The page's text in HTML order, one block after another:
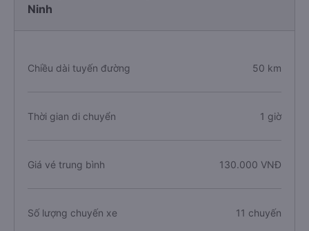
Ninh
Chiều dài tuyến đường 50 km
Thời gian di chuyển 1 giờ
Giá vé trung bình 130.000 VNĐ
Số lượng chuyến xe 11 chuyến